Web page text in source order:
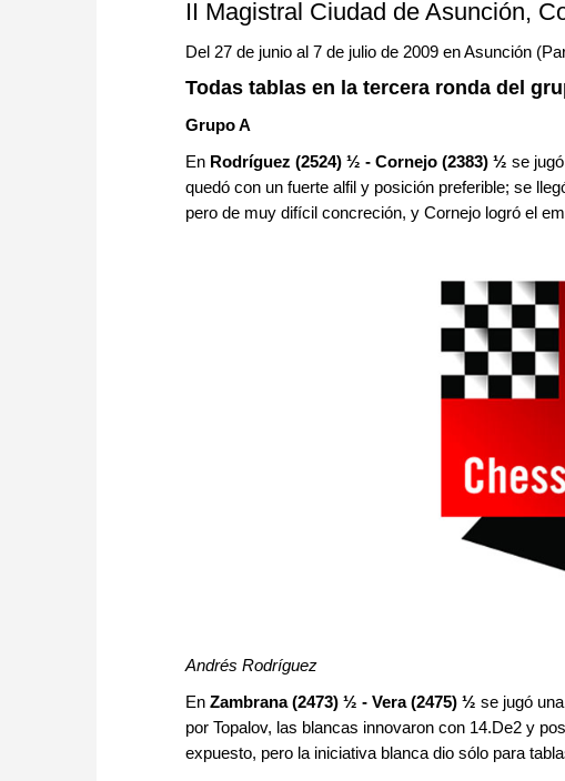
II Magistral Ciudad de Asunción,
Del 27 de junio al 7 de julio de 2009 en Asunción
Todas tablas en la tercera ronda del
Grupo A
En Rodríguez (2524) ½ - Cornejo (2383) ½ se
quedó con un fuerte alfil y posición preferible; se
pero de muy difícil concreción, y Cornejo logró el
Andrés Rodríguez
En Zambrana (2473) ½ - Vera (2475) ½ se jugó
por Topalov, las blancas innovaron con 14.De2 y
expuesto, pero la iniciativa blanca dio sólo para